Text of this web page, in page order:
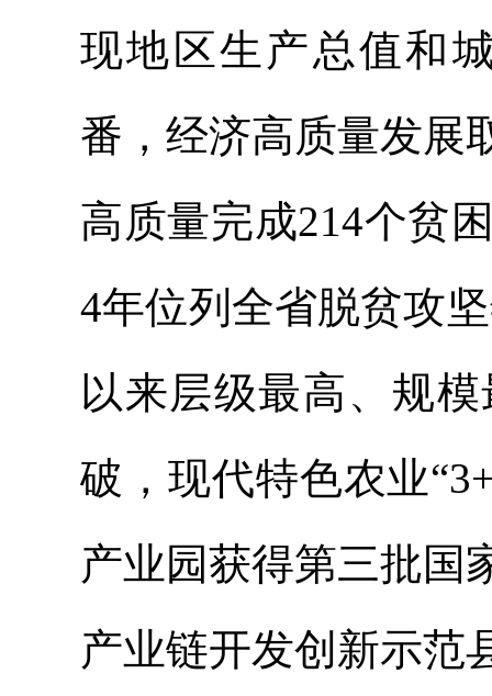
现地区生产总值和
番，经济高质量发展
高质量完成214个贫
4年位列全省脱贫攻
以来层级最高、规
破，现代特色农业
产业园获得第三批国
产业链开发创新示范